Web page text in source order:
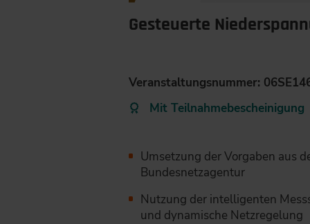
Gesteuerte
Veranstaltungsnummer:
Mit Teilnahmebescheinigung
Umsetzung der Vorgaben aus
Bundesnetzagentur
Nutzung der intelligenten
und dynamische Netzregelung